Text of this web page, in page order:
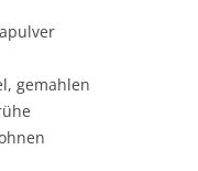
gemahlen